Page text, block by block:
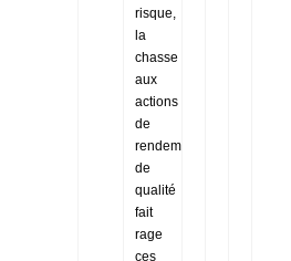
risque,
la
chasse
aux
actions
de
rendement
de
qualité
fait
rage
ces